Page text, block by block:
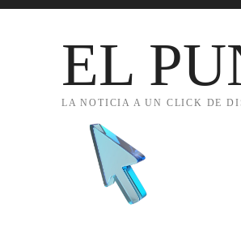
EL
LA NOTICIA A UN CLICK DE